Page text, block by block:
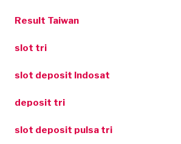
Result Taiwan
slot tri
slot deposit Indosat
deposit tri
slot deposit pulsa tri